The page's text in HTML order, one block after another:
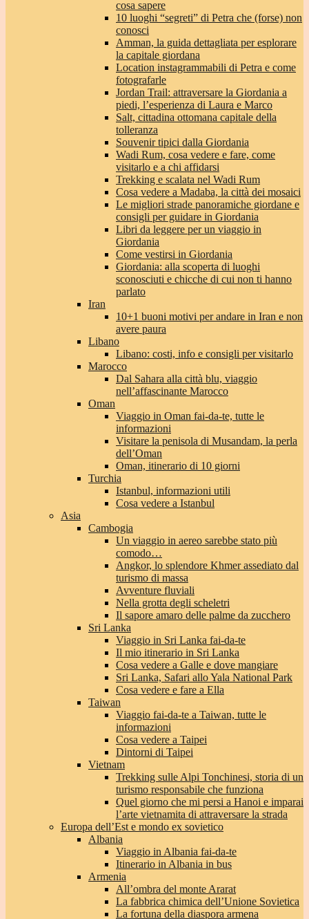
cosa sapere
10 luoghi “segreti” di Petra che (forse) non
conosci
Amman, la guida dettagliata per esplorare
la capitale giordana
Location instagrammabili di Petra e come
fotografarle
Jordan Trail: attraversare la Giordania a
piedi, l’esperienza di Laura e Marco
Salt, cittadina ottomana capitale della
tolleranza
Souvenir tipici dalla Giordania
Wadi Rum, cosa vedere e fare, come
visitarlo e a chi affidarsi
Trekking e scalata nel Wadi Rum
Cosa vedere a Madaba, la città dei mosaici
Le migliori strade panoramiche giordane e
consigli per guidare in Giordania
Libri da leggere per un viaggio in
Giordania
Come vestirsi in Giordania
Giordania: alla scoperta di luoghi
sconosciuti e chicche di cui non ti hanno
parlato
Iran
10+1 buoni motivi per andare in Iran e non
avere paura
Libano
Libano: costi, info e consigli per visitarlo
Marocco
Dal Sahara alla città blu, viaggio
nell’affascinante Marocco
Oman
Viaggio in Oman fai-da-te, tutte le
informazioni
Visitare la penisola di Musandam, la perla
dell’Oman
Oman, itinerario di 10 giorni
Turchia
Istanbul, informazioni utili
Cosa vedere a Istanbul
Asia
Cambogia
Un viaggio in aereo sarebbe stato più
comodo…
Angkor, lo splendore Khmer assediato dal
turismo di massa
Avventure fluviali
Nella grotta degli scheletri
Il sapore amaro delle palme da zucchero
Sri Lanka
Viaggio in Sri Lanka fai-da-te
Il mio itinerario in Sri Lanka
Cosa vedere a Galle e dove mangiare
Sri Lanka, Safari allo Yala National Park
Cosa vedere e fare a Ella
Taiwan
Viaggio fai-da-te a Taiwan, tutte le
informazioni
Cosa vedere a Taipei
Dintorni di Taipei
Vietnam
Trekking sulle Alpi Tonchinesi, storia di un
turismo responsabile che funziona
Quel giorno che mi persi a Hanoi e imparai
l’arte vietnamita di attraversare la strada
Europa dell’Est e mondo ex sovietico
Albania
Viaggio in Albania fai-da-te
Itinerario in Albania in bus
Armenia
All’ombra del monte Ararat
La fabbrica chimica dell’Unione Sovietica
La fortuna della diaspora armena